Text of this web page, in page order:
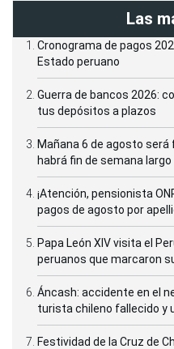
Las
Cronograma de pagos
Estado peruano
Guerra de bancos 2026:
tus depósitos a plazos
Mañana 6 de agosto será
habrá fin de semana largo
¡Atención, pensionista
pagos de agosto por
Papa León XIV visita el
peruanos que marcaron
Áncash: accidente en el
turista chileno fallecido y
Festividad de la Cruz de